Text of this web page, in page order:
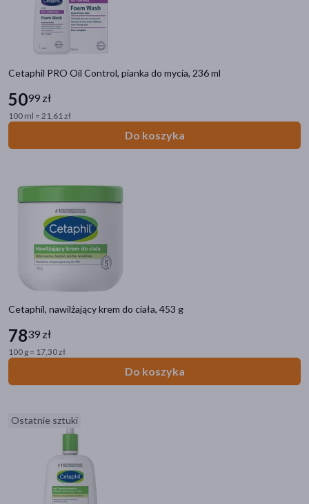
Cetaphil PRO Oil Control, pianka do mycia, 236 ml
5099 zł
100 ml = 21,61 zł
Do koszyka
Cetaphil, nawilżający krem do ciała, 453 g
7839 zł
100 g = 17,30 zł
Do koszyka
Ostatnie sztuki